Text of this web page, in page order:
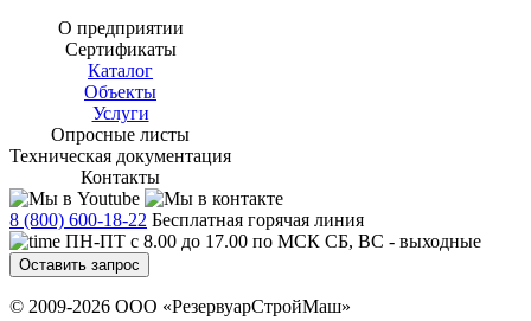
О предприятии
Сертификаты
Каталог
Объекты
Услуги
Опросные листы
Техническая документация
Контакты
8 (800) 600-18-22 Бесплатная горячая линия
ПН-ПТ с 8.00 до 17.00 по МСК СБ, ВС - выходные
Оставить запрос
© 2009-2026 ООО «РезервуарСтройМаш»